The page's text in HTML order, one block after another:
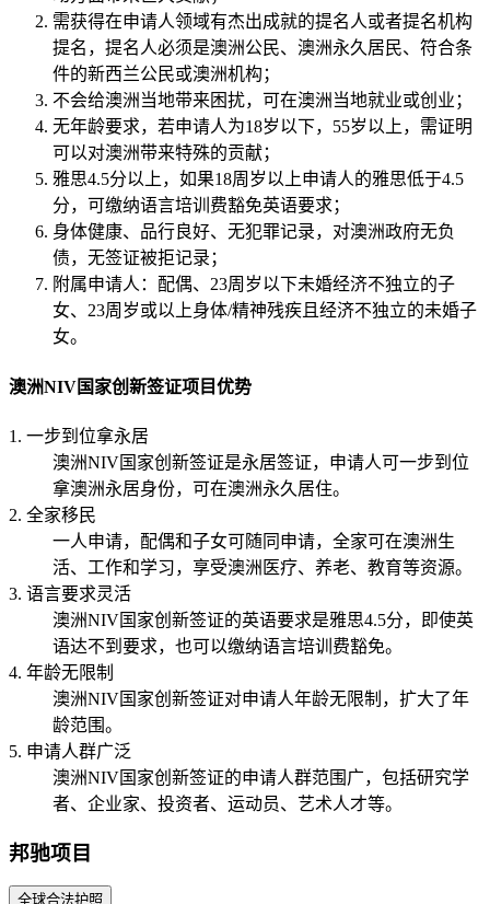
需获得在申请人领域有杰出成就的提名人或者提名机构
提名，提名人必须是澳洲公民、澳洲永久居民、符合条
件的新西兰公民或澳洲机构；
不会给澳洲当地带来困扰，可在澳洲当地就业或创业；
无年龄要求，若申请人为18岁以下，55岁以上，需证明
可以对澳洲带来特殊的贡献；
雅思4.5分以上，如果18周岁以上申请人的雅思低于4.5
分，可缴纳语言培训费豁免英语要求；
身体健康、品行良好、无犯罪记录，对澳洲政府无负
债，无签证被拒记录；
附属申请人：配偶、23周岁以下未婚经济不独立的子
女、23周岁或以上身体/精神残疾且经济不独立的未婚子
女。
澳洲NIV国家创新签证项目优势
1. 一步到位拿永居
澳洲NIV国家创新签证是永居签证，申请人可一步到位
拿澳洲永居身份，可在澳洲永久居住。
2. 全家移民
一人申请，配偶和子女可随同申请，全家可在澳洲生
活、工作和学习，享受澳洲医疗、养老、教育等资源。
3. 语言要求灵活
澳洲NIV国家创新签证的英语要求是雅思4.5分，即使英
语达不到要求，也可以缴纳语言培训费豁免。
4. 年龄无限制
澳洲NIV国家创新签证对申请人年龄无限制，扩大了年
龄范围。
5. 申请人群广泛
澳洲NIV国家创新签证的申请人群范围广，包括研究学
者、企业家、投资者、运动员、艺术人才等。
邦驰项目
全球合法护照